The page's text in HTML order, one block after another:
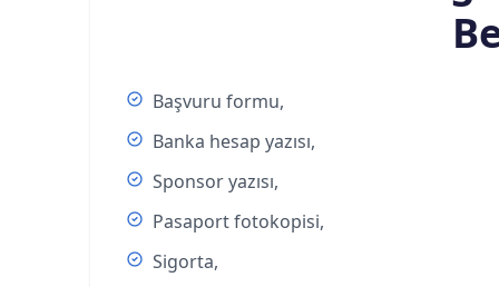
Başvuru formu,
Banka hesap yazısı,
Sponsor yazısı,
Pasaport fotokopisi,
Sigorta,